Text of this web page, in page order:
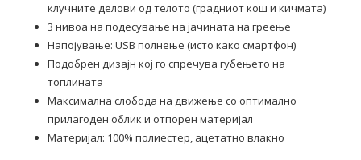
клучните делови од телото (градниот кош и кичмата)
3 нивоа на подесување на јачината на греење
Напојување: USB полнење (исто како смартфон)
Подобрен дизајн кој го спречува губењето на
топлината
Максимална слобода на движење со оптимално
прилагоден облик и отпорен материјал
Материјал: 100% полиестер, ацетатно влакно